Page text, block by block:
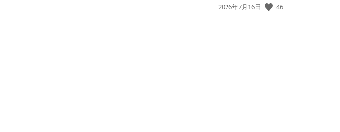
公
2026年7月16日 46